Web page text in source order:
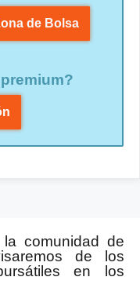
de Bolsa
comunidad de
de los
en los